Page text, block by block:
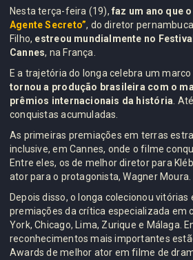
Nesta terça-feira (19),faz um ano que
Agente Secreto”, do diretor
Filho, estreou mundialmente no
Cannes, na França.
E a trajetória do longa celebra um
tornou a produção brasileira com o
prêmios internacionais da história .
conquistas acumuladas.
As primeiras premiações em terras
inclusive, em Cannes, onde o filme
Entre eles, os de melhor diretor para
ator para o protagonista, Wagner Moura.
Depois disso, o longa colecionou
premiações da crítica especializada em
York, Chicago, Lima, Zurique e Málaga.
reconhecimentos mais importantes
Awards de melhor ator em filme de